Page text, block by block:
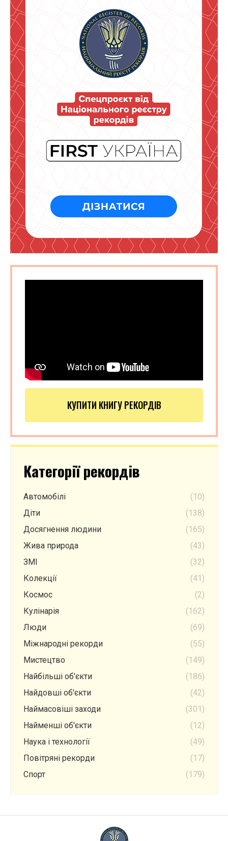
КУПИТИ КНИГУ РЕКОРДІВ
Категорії рекордів
Автомобілі
(10)
Діти
(138)
Досягнення людини
(165)
Жива природа
(43)
ЗМІ
(32)
Колекції
(41)
Космос
(2)
Кулінарія
(162)
Люди
(69)
Міжнародні рекорди
(55)
Мистецтво
(149)
Найбільші об'єкти
(186)
Найдовші об'єкти
(42)
Наймасовіші заходи
(301)
Найменші об'єкти
(12)
Наука і технології
(49)
Повітряні рекорди
(17)
Спорт
(179)